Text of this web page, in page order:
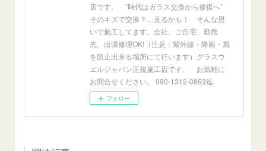
店です。 ”時代はガラス交換から修復へ”
そのキズで交換？…直るかも！ そんな思
いで施工してます。会社、ご自宅、勤務
先、出張修理OK!（注意：紫外線・降雨・風
を防止出来る場所にて行います）グラスウ
エルジャパン正規施工店です。 お気軽に
お問合せください。 090-1312-0863迄
フォロー